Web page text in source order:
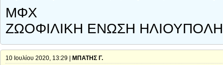
ΜΦΧ
ΖΩΟΦΙΛΙΚΗ ΕΝΩΣΗ
10 Ιουλίου 2020, 13:29 | ΜΠΑΤΗΣ Γ.